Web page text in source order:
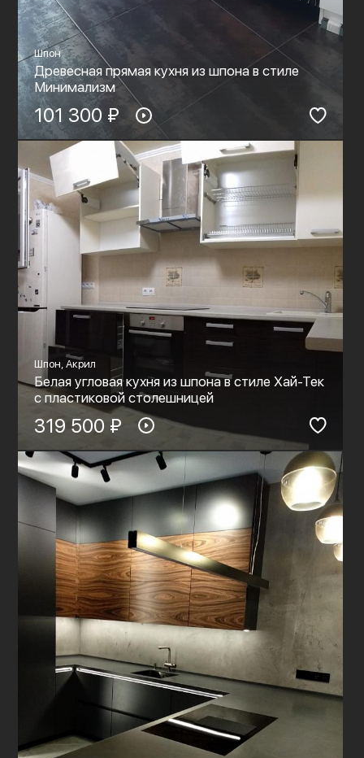
Шпон
Древесная прямая кухня из шпона в стиле
Минимализм
101 300 ₽
Шпон, Акрил
Белая угловая кухня из шпона в стиле Хай-Тек
с пластиковой столешницей
319 500 ₽